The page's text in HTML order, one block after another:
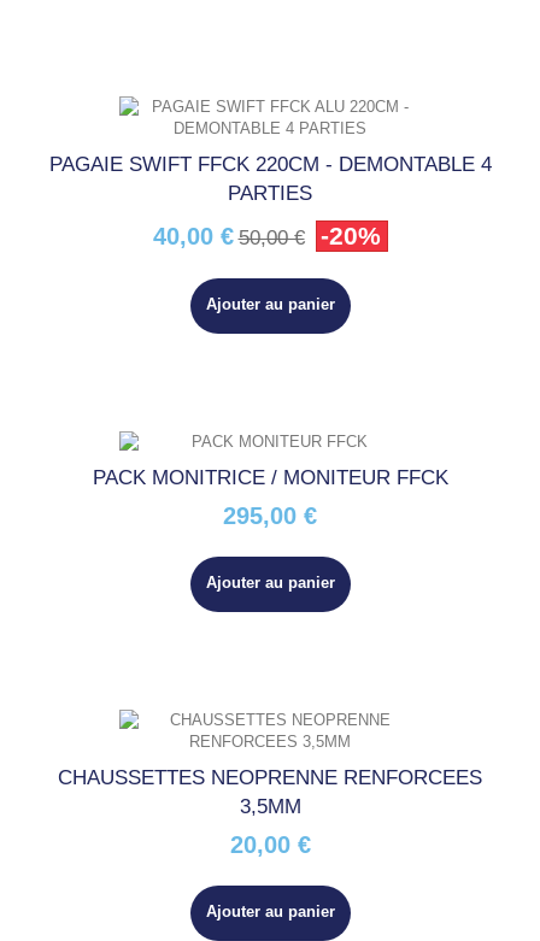
PAGAIE SWIFT FFCK 220CM - DEMONTABLE 4
PARTIES
40,00 € 50,00 € -20%
Ajouter au panier
PACK MONITRICE / MONITEUR FFCK
295,00 €
Ajouter au panier
CHAUSSETTES NEOPRENNE RENFORCEES
3,5MM
20,00 €
Ajouter au panier